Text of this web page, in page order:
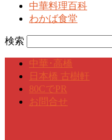
中華料理百科
わかば食堂
検索
中華･高橋
日本橋 古樹軒
80CでPR
お問合せ